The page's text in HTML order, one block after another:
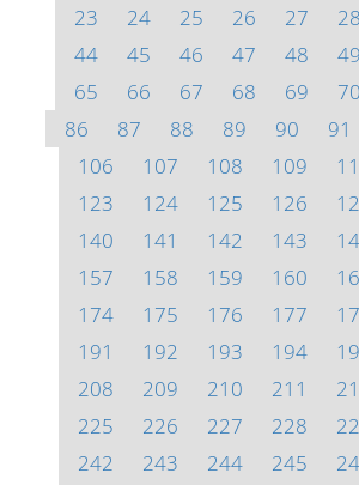
23
24 25 26 27 28
44
45 46 47 48 49
65
66 67 68 69 70
86
87 88 89 90 91
106
107 108 109
123
124 125 126
140
141 142 143
157
158 159 160
174
175 176 177
191
192 193 194
208
209 210 211
225
226 227 228
242
243 244 245